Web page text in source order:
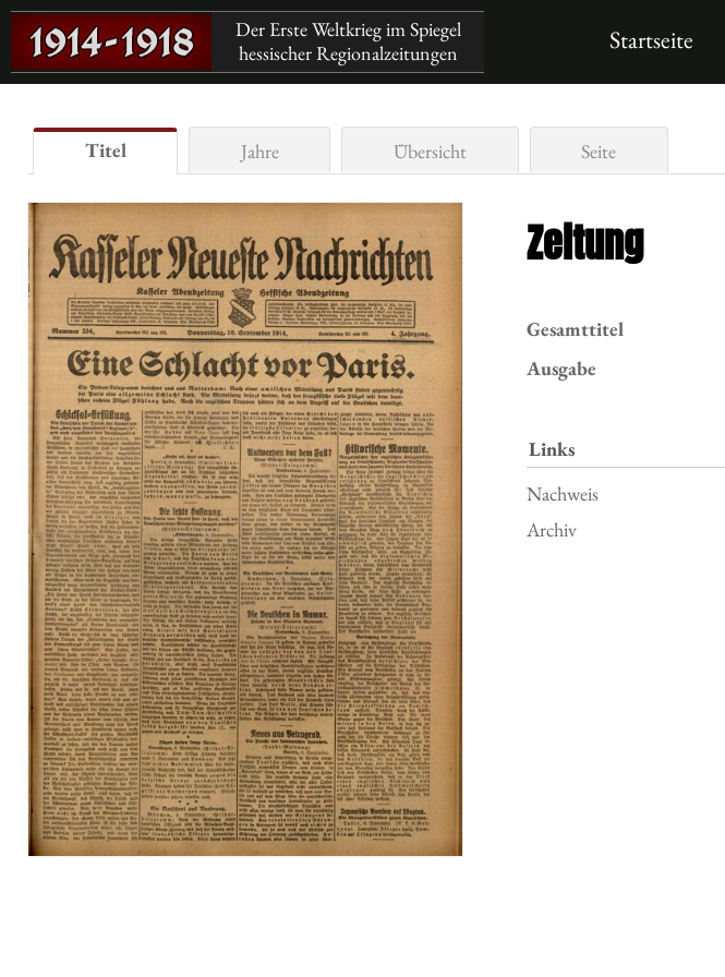
Der Erste Weltkrieg im Spiegel
hessischer Regionalzeitungen
Startseite
Titel Jahre Übersicht Seite
Zeitung
Gesamttitel
Ausgabe
Links
Nachweis
Archiv